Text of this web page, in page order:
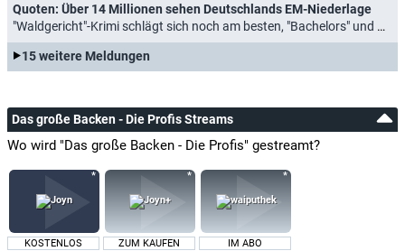
Quoten: Über 14 Millionen sehen Deutschlands EM-Niederlage
"Waldgericht"-Krimi schlägt sich noch am besten, "Bachelors" und Profibäcker ohne Chance (24.07.2025)
15 weitere Meldungen
Das große Backen - Die Profis Streams
Wo wird "Das große Backen - Die Profis" gestreamt?
KOSTENLOS ZUM KAUFEN IM ABO